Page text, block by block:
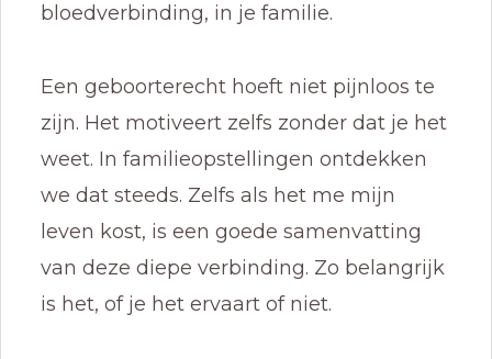
bloedverbinding, in je familie.
Een geboorterecht hoeft niet pijnloos te
zijn. Het motiveert zelfs zonder dat je het
weet. In familieopstellingen ontdekken
we dat steeds. Zelfs als het me mijn
leven kost, is een goede samenvatting
van deze diepe verbinding. Zo belangrijk
is het, of je het ervaart of niet.